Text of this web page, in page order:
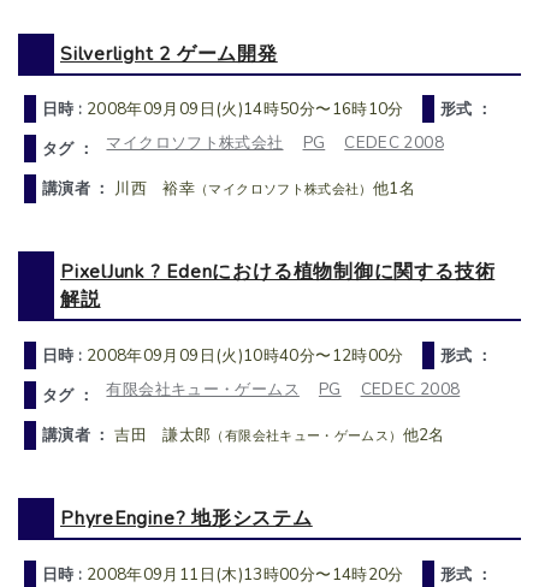
Silverlight 2 ゲーム開発
日時 : 2008年09月09日(火)14時50分〜16時10分
形式 ：
タグ ：
マイクロソフト株式会社 PG
CEDEC 2008
講演者 ：川西 裕幸 （マイクロソフト株式会社） 他1名
PixelJunk ? Edenにおける植物制御に関する技術
解説
日時 : 2008年09月09日(火)10時40分〜12時00分
形式 ：
タグ ：
有限会社キュー・ゲームス PG
CEDEC 2008
講演者 ：吉田 謙太郎 （有限会社キュー・ゲームス） 他2名
PhyreEngine? 地形システム
日時 : 2008年09月11日(木)13時00分〜14時20分
形式 ：